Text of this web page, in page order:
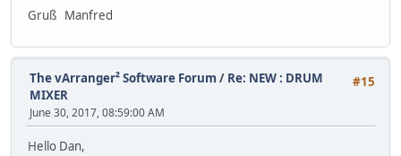
Gruß Manfred
#15
The vArranger² Software Forum / Re: NEW : DRUM
MIXER
June 30, 2017, 08:59:00 AM
Hello Dan,